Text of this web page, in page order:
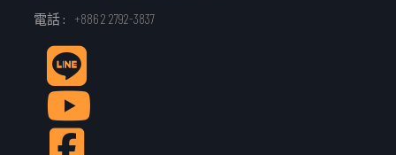
電話 :
+886 2 2792-3837